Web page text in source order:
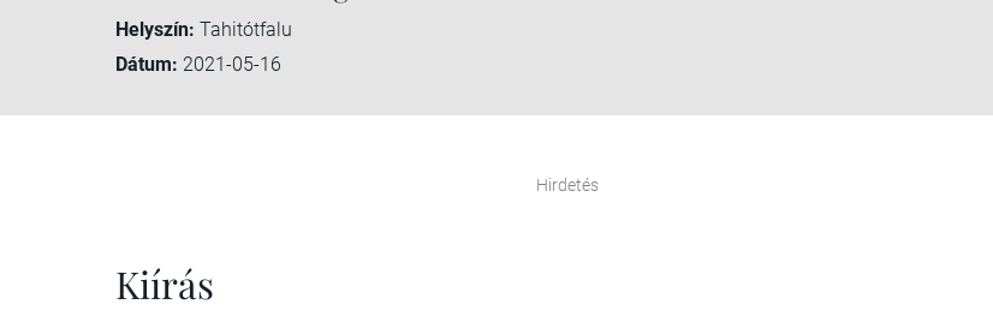
Helyszín: Tahitótfalu
Dátum: 2021-05-16
Hirdetés
Kiírás